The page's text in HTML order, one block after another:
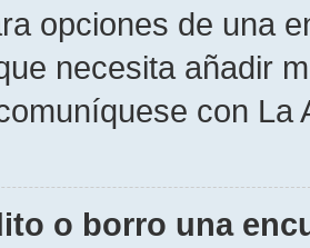
opciones de una
necesita añadir
con La
o borro una